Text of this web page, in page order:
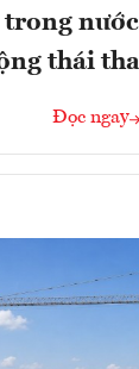
trong
thái
Đọc ngay